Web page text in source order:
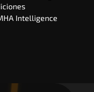
Intelligence